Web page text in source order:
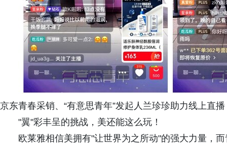
京东青春采销、“有意思青年”发起人兰珍珍助力线上直播
"翼"彩丰呈的挑战，美还能这么玩！
欧莱雅相信美拥有"让世界为之所动"的强大力量，